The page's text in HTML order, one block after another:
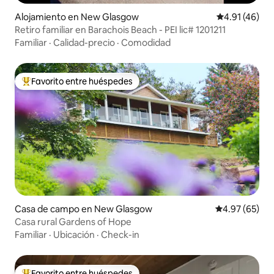
Alojamiento en New Glasgow Calificación
4.91 (46)
Retiro familiar en Barachois Beach - PEI lic# 1201211
Familiar · Calidad-precio · Comodidad
Favorito entre huéspedes preferido
Favorito entre huéspedes
Casa de campo en New Glasgow Calificación
4.97 (65)
Casa rural Gardens of Hope
Familiar · Ubicación · Check-in